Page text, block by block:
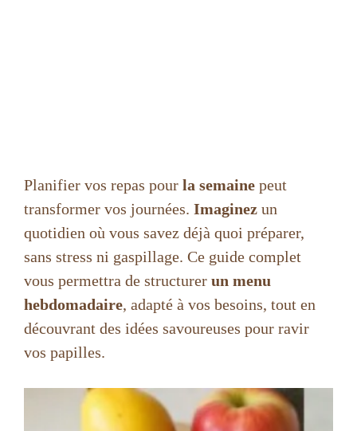
Planifier vos repas pour la semaine peut
transformer vos journées. Imaginez un
quotidien où vous savez déjà quoi préparer,
sans stress ni gaspillage. Ce guide complet
vous permettra de structurer un menu
hebdomadaire, adapté à vos besoins, tout en
découvrant des idées savoureuses pour ravir
vos papilles.